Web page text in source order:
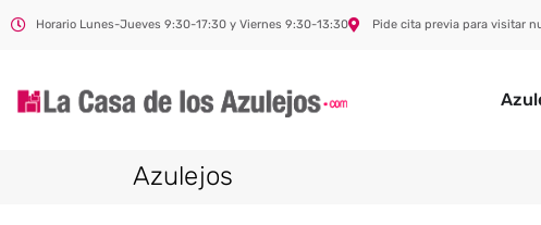
Horario Lunes-Jueves 9:30-17:30 y Viernes 9:30-13:30 Pide cita previa para visitar
Azulejos